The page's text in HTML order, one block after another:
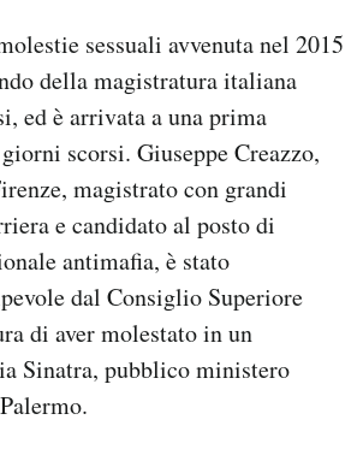
sessuali avvenuta nel 2015
della magistratura italiana
ed è arrivata a una prima
scorsi. Giuseppe Creazzo,
magistrato con grandi
e candidato al posto di
antimafia, è stato
dal Consiglio Superiore
di aver molestato in un
Sinatra, pubblico ministero